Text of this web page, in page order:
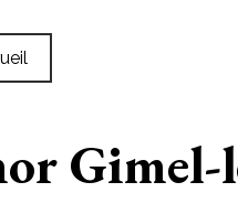
Gimel-